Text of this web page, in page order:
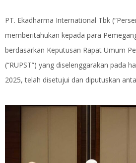
PT. Ekadharma International Tbk
memberitahukan kepada para
berdasarkan Keputusan Rapat Umum
(“RUPST”) yang diselenggarakan pada
2025, telah disetujui dan diputuskan